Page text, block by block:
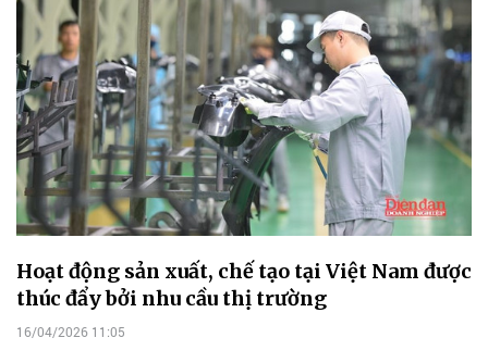
Hoạt động sản xuất, chế tạo tại Việt Nam được
thúc đẩy bởi nhu cầu thị trường
16/04/2026 11:05